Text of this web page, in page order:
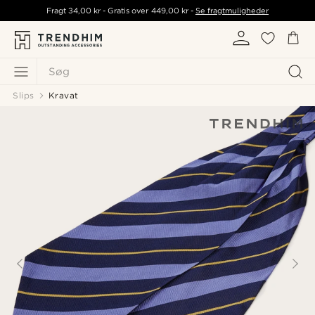
Søg
Fragt34,00 kr - Gratis over 449,00 kr- Se fragtmuligheder
Slips Kravat